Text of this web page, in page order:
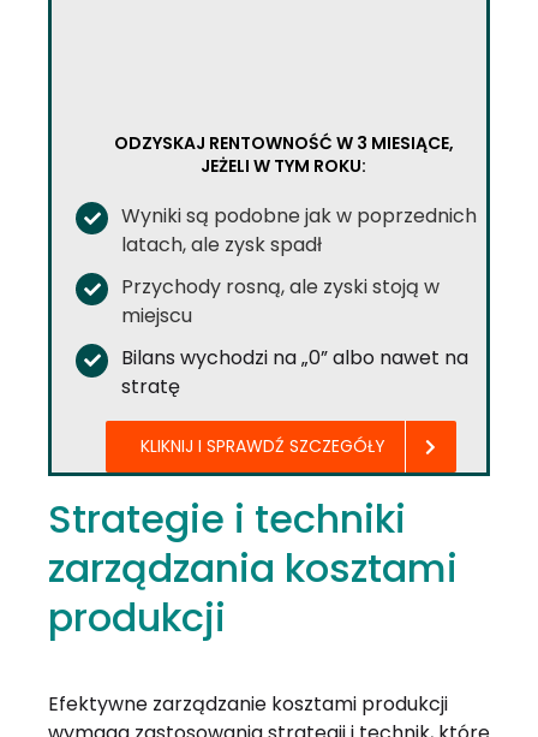
ODZYSKAJ RENTOWNOŚĆ W 3 MIESIĄCE,
JEŻELI W TYM ROKU:
Wyniki są podobne jak w poprzednich
latach, ale zysk spadł
Przychody rosną, ale zyski stoją w
miejscu
Bilans wychodzi na „0” albo nawet na
stratę
KLIKNIJ I SPRAWDŹ SZCZEGÓŁY
Strategie i techniki
zarządzania kosztami
produkcji
Efektywne zarządzanie kosztami produkcji